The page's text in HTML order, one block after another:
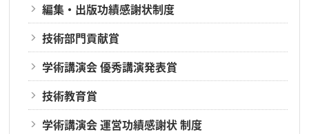
編集・出版功績感謝状制度
技術部門貢献賞
学術講演会 優秀講演発表賞
技術教育賞
学術講演会 運営功績感謝状 制度